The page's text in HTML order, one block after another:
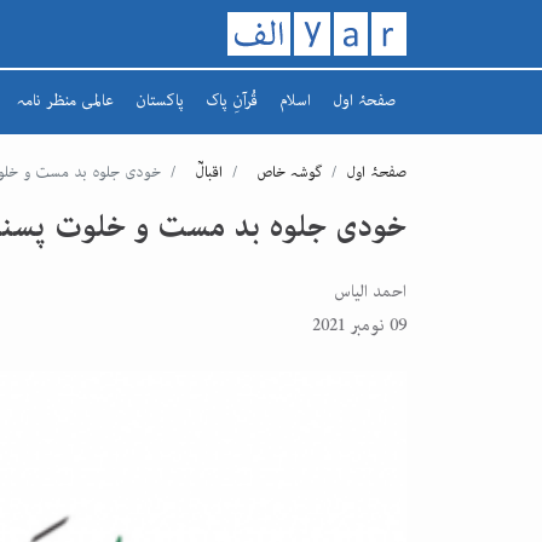
صفحۂ اول اسلام
تاریخ اسلام
رمضان کریم
قُرآنِ پاک
سورہ
پاکستان عالمی منظر نامہ
افغانستان
مشرق وسطیٰ
یورپ
صفحۂ اول گوشہ خاص اقبالؒ خودی جلوہ بد مست و
خودی جلوہ بد مست و خلوت
احمد الیاس
09 نومبر 2021